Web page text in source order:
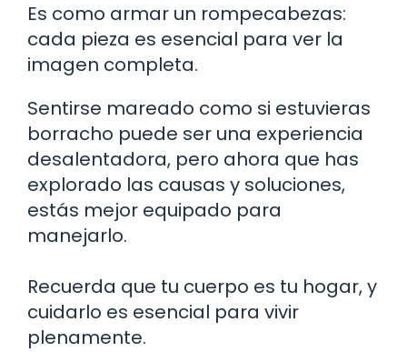
Es como armar un rompecabezas:
cada pieza es esencial para ver la
imagen completa.
Sentirse mareado como si estuvieras
borracho puede ser una experiencia
desalentadora, pero ahora que has
explorado las causas y soluciones,
estás mejor equipado para
manejarlo.
Recuerda que tu cuerpo es tu hogar, y
cuidarlo es esencial para vivir
plenamente.